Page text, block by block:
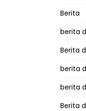
Berita
berita
Berita
berita
berita
Berita